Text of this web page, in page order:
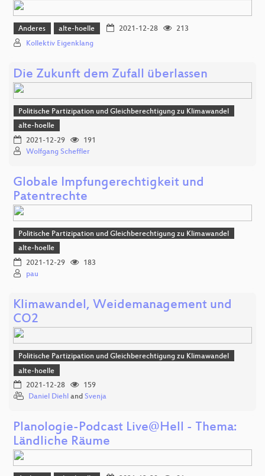
Anderes alte-hoelle 2021-12-28
213
Kollektiv Eigenklang
Die Zukunft dem Zufall überlassen
Politische Partizipation und Gleichberechtigung zu Klimawandel
alte-hoelle
2021-12-29
191
Wolfgang Scheffler
Globale Impfungerechtigkeit und
Patentrechte
Politische Partizipation und Gleichberechtigung zu Klimawandel
alte-hoelle
2021-12-29
183
pau
Klimawandel, Weidemanagement und
CO2
Politische Partizipation und Gleichberechtigung zu Klimawandel
alte-hoelle
2021-12-28
159
Daniel Diehl and Svenja
Planologie-Podcast Live@Hell - Thema:
Ländliche Räume